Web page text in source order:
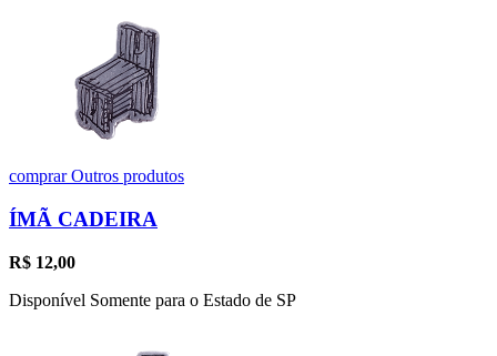
comprarOutros produtos
ÍMÃ CADEIRA
R$ 12,00
Disponível Somente para o Estado de SP